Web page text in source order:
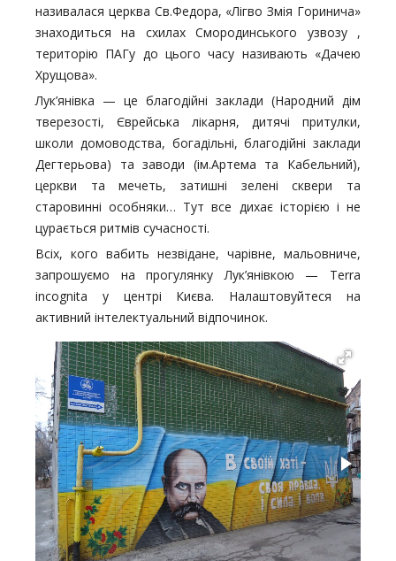
називалася церква Cв.Федора, «Лігво Змія Горинича»
знаходиться на схилах Смородинського узвозу ,
територію ПАГу до цього часу називають «Дачею
Хрущова».
Лук’янівка — це благодійні заклади (Народний дім
тверезості, Єврейська лікарня, дитячі притулки,
школи домоводства, богадільні, благодійні заклади
Дегтерьова) та заводи (ім.Артема та Кабельний),
церкви та мечеть, затишні зелені сквери та
старовинні особняки… Тут все дихає історією і не
цурається ритмів сучасності.
Всіх, кого вабить незвідане, чарівне, мальовниче,
запрошуємо на прогулянку Лук’янівкою — Terra
incognita у центрі Києва. Налаштовуйтеся на
активний інтелектуальний відпочинок.